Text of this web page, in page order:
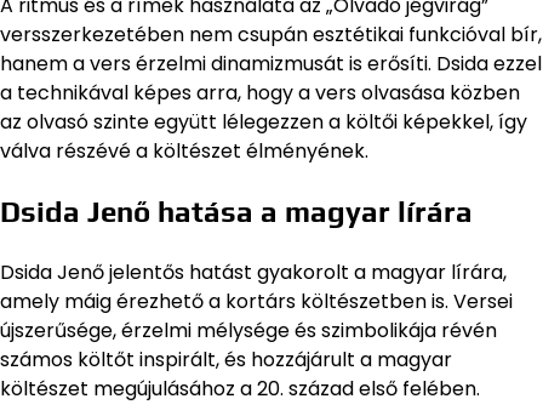
versszerkezetében nem csupán esztétikai funkcióval bír,
hanem a vers érzelmi dinamizmusát is erősíti. Dsida ezzel
a technikával képes arra, hogy a vers olvasása közben
az olvasó szinte együtt lélegezzen a költői képekkel, így
válva részévé a költészet élményének.
Dsida Jenő hatása a magyar lírára
Dsida Jenő jelentős hatást gyakorolt a magyar lírára,
amely máig érezhető a kortárs költészetben is. Versei
újszerűsége, érzelmi mélysége és szimbolikája révén
számos költőt inspirált, és hozzájárult a magyar
költészet megújulásához a 20. század első felében.